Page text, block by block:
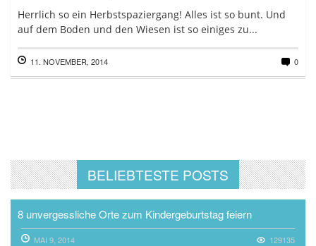
Herrlich so ein Herbstspaziergang! Alles ist so bunt. Und
auf dem Boden und den Wiesen ist so einiges zu...
11. NOVEMBER, 2014 0
BELIEBTESTE POSTS
8 unvergessliche Orte zum Kindergeburtstag feiern
MAI 9, 2014 129135